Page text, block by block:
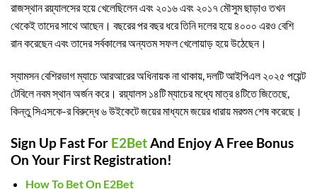
রাজস্থান রয়্যালসের হয়ে খেলেছিলেন এবং ২০১৬ এবং ২০১৭ মৌসুম ছাড়াও তখন
থেকেই তাদের সাথে আছেন। বছরের পর বছর ধরে তিনি দলের হয়ে ৪০০০ এরও বেশি
রান করেছেন এবং তাদের সর্বকালের অন্যতম সফল খেলোয়াড় হয়ে উঠেছেন।
স্যামসন বেশিরভাগ ম্যাচে আরআরের অধিনায়ক না থাকায়, দলটি আইপিএল ২০২৫ পয়েন্ট
টেবিলে নবম স্থান অর্জন করে। রয়্যালস ১৪টি ম্যাচের মধ্যে মাত্র ৪টিতে জিতেছে,
কিন্তু সিএসকে-র বিরুদ্ধে ৬ উইকেটে জয়ের মাধ্যমে জয়ের ধারায় মরশুম শেষ করেছে।
Sign Up Fast For E2BetAnd Enjoy A Free Bonus
On Your First Registration!
How To Bet On E2Bet